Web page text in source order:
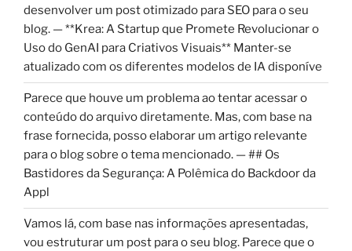
desenvolver um post otimizado para SEO para o seu
blog. — **Krea: A Startup que Promete Revolucionar o
Uso do GenAI para Criativos Visuais** Manter-se
atualizado com os diferentes modelos de IA disponíve
Parece que houve um problema ao tentar acessar o
conteúdo do arquivo diretamente. Mas, com base na
frase fornecida, posso elaborar um artigo relevante
para o blog sobre o tema mencionado. — ## Os
Bastidores da Segurança: A Polêmica do Backdoor da
Appl
Vamos lá, com base nas informações apresentadas,
vou estruturar um post para o seu blog. Parece que o